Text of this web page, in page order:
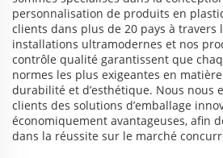
personnalisation de produits en
clients dans plus de 20 pays à travers
installations ultramodernes et nos
contrôle qualité garantissent que
normes les plus exigeantes en
durabilité et d’esthétique. Nous nous
clients des solutions d’emballage
économiquement avantageuses, afin
dans la réussite sur le marché